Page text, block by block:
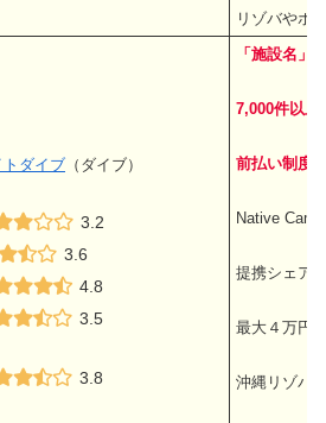
リゾバやホ
トダイブ （ダイブ）
3.2
3.6
4.8
3.5
3.8
「施設名」
7,000件以上
前払い制度
Native
提携シェア
最大４万円
沖縄リゾバ